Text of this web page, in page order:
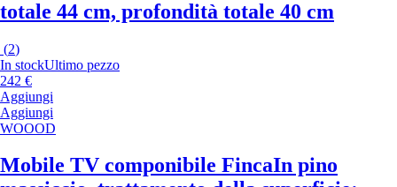
totale 44 cm, profondità totale 40 cm
(2)
In stockUltimo pezzo
242 €
Aggiungi
Aggiungi
WOOOD
Mobile TV componibile FincaIn pino